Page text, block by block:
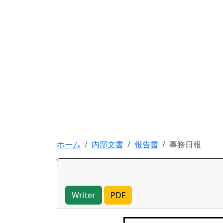
ホーム 内部文書 報告書 事務日報
Writer PDF